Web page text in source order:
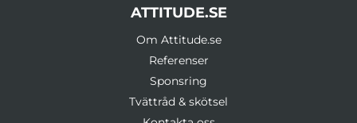
ATTITUDE.SE
Om Attitude.se
Referenser
Sponsring
Tvättråd & skötsel